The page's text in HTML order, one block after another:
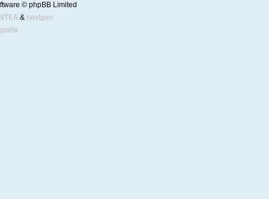
© phpBB Limited
& nextgen